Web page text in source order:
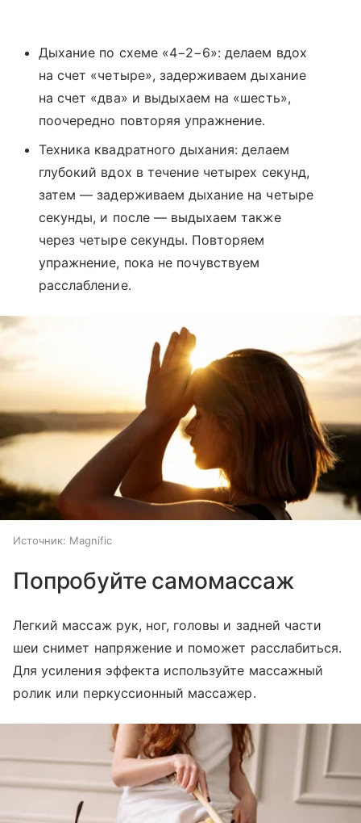
Дыхание по схеме «4−2−6»: делаем вдох
на счет «четыре», задерживаем дыхание
на счет «два» и выдыхаем на «шесть»,
поочередно повторяя упражнение.
Техника квадратного дыхания: делаем
глубокий вдох в течение четырех секунд,
затем — задерживаем дыхание на четыре
секунды, и после — выдыхаем также
через четыре секунды. Повторяем
упражнение, пока не почувствуем
расслабление.
Источник: Magnific
Попробуйте самомассаж
Легкий массаж рук, ног, головы и задней части
шеи снимет напряжение и поможет расслабиться.
Для усиления эффекта используйте массажный
ролик или перкуссионный массажер.